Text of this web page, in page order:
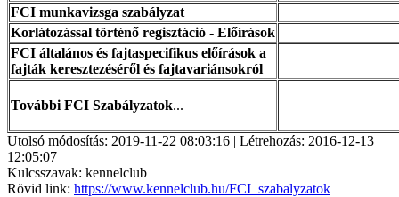
FCI munkavizsga szabályzat
Korlátozással történő regisztáció - Előírások
FCI általános és fajtaspecifikus előírások a
fajták keresztezéséről és fajtavariánsokról
További FCI Szabályzatok...
Utolsó módosítás: 2019-11-22 08:03:16 | Létrehozás: 2016-12-13
12:05:07
Kulcsszavak: kennelclub
Rövid link: https://www.kennelclub.hu/FCI_szabalyzatok